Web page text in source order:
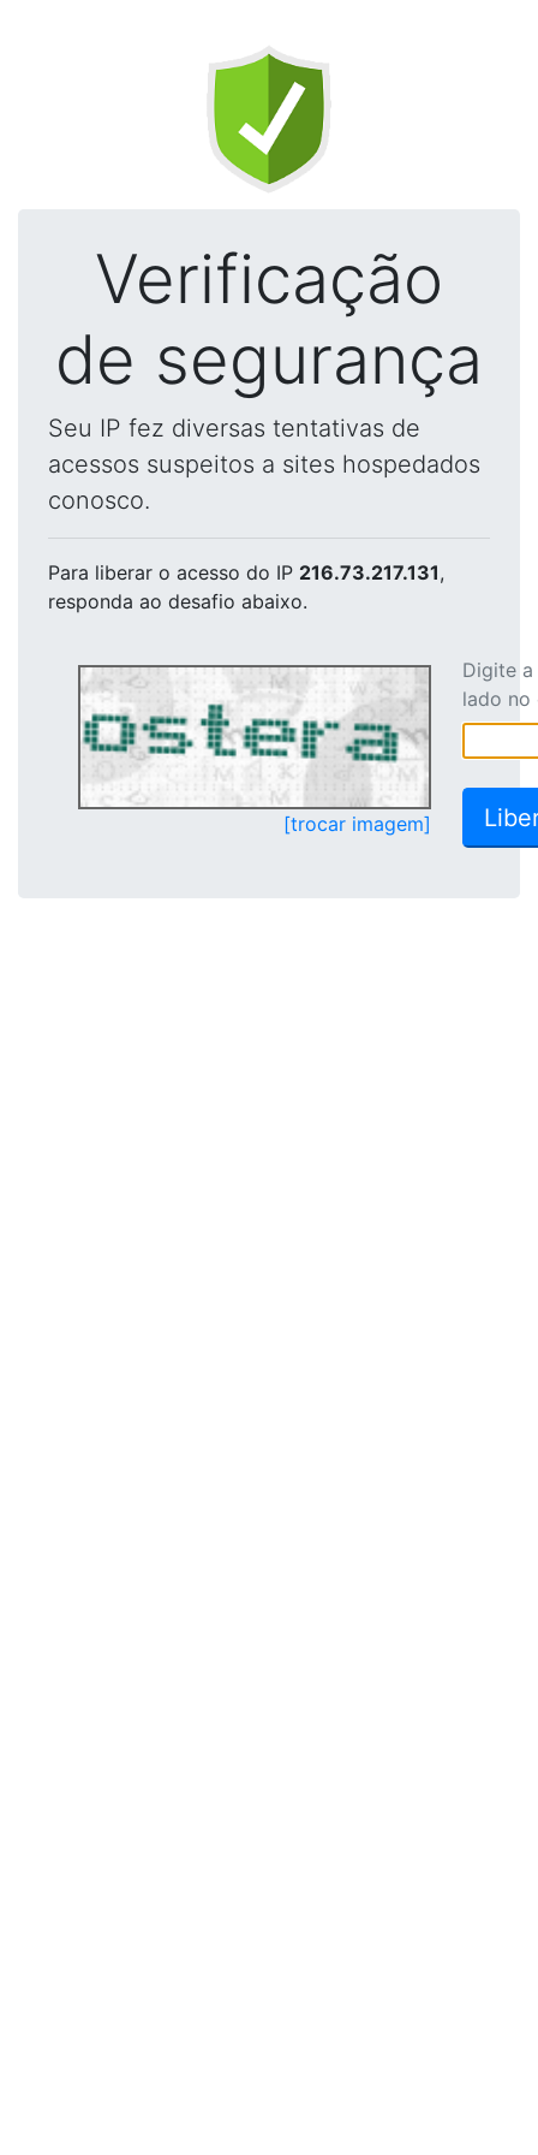
Verificação
de segurança
Seu IP fez diversas tentativas de
acessos suspeitos a sites hospedados
conosco.
Para liberar o acesso do IP 216.73.217.131,
responda ao desafio abaixo.
[trocar imagem]
Digite
lado no